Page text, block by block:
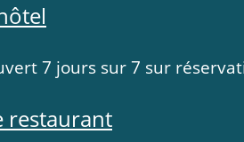
7 jours sur 7 sur
restaurant